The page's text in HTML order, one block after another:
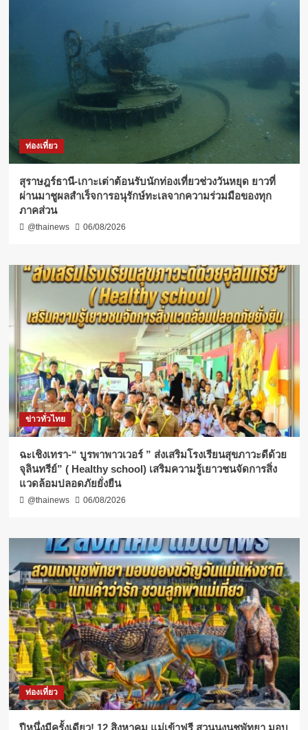
ท่องเที่ยว
สุราษฎร์ธานี-เกาะเต่าต้อนรับนักท่องเที่ยวช่วงวันหยุด ยาวที่
ผ่านมาชูผลสำเร็จการอนุรักษ์ทะเลจากความร่วมมือของทุก
ภาคส่วน
@thainews 06/08/2026
ข่าวทั่วไทย
ฉะเชิงเทรา-​“ บูรพาพาวเวอร์ ” ส่งเสริมโรงเรียนสุขภาวะดีด้วย
จุลินทรีย์” ( Healthy school) เสริมความรู้เยาวชนจัดการสิ่ง
แวดล้อมปลอดภัยยั่งยืน
@thainews 06/08/2026
ท่องเที่ยว
ปีหนึ่งมีครั้งเดียว! 12 สิงหาคม แม่เข้าฟรี สวนนงนุชพัทยา มอบ